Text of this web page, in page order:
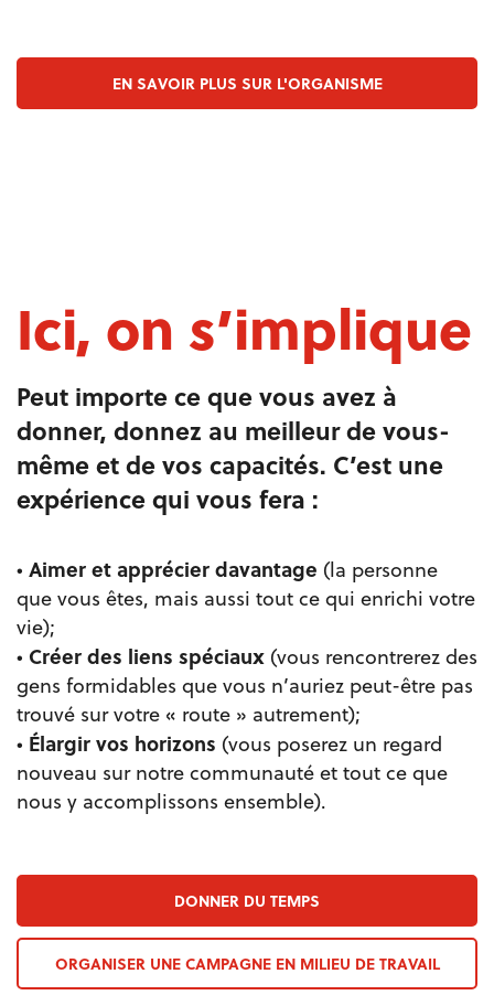
EN SAVOIR PLUS SUR L'ORGANISME
Ici, on s’implique
Peut importe ce que vous avez à
donner, donnez au meilleur de vous-
même et de vos capacités. C’est une
expérience qui vous fera :
• Aimer et apprécier davantage (la personne
que vous êtes, mais aussi tout ce qui enrichi votre
vie);
• Créer des liens spéciaux (vous rencontrerez des
gens formidables que vous n’auriez peut-être pas
trouvé sur votre « route » autrement);
• Élargir vos horizons (vous poserez un regard
nouveau sur notre communauté et tout ce que
nous y accomplissons ensemble).
DONNER DU TEMPS
ORGANISER UNE CAMPAGNE EN MILIEU DE TRAVAIL